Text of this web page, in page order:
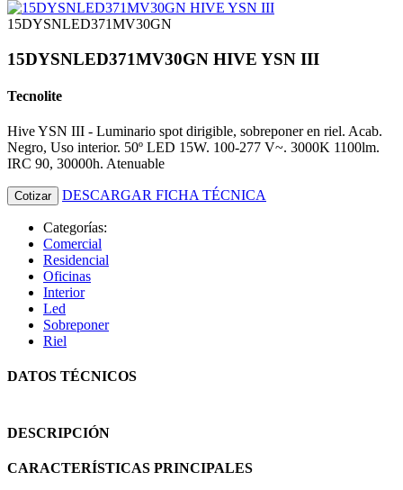
15DYSNLED371MV30GN
15DYSNLED371MV30GN HIVE YSN III
Tecnolite
Hive YSN III - Luminario spot dirigible, sobreponer en riel. Acab.
Negro, Uso interior. 50º LED 15W. 100-277 V~. 3000K 1100lm.
IRC 90, 30000h. Atenuable
Cotizar DESCARGAR FICHA TÉCNICA
Categorías:
Comercial
Residencial
Oficinas
Interior
Led
Sobreponer
Riel
DATOS TÉCNICOS
DESCRIPCIÓN
CARACTERÍSTICAS PRINCIPALES